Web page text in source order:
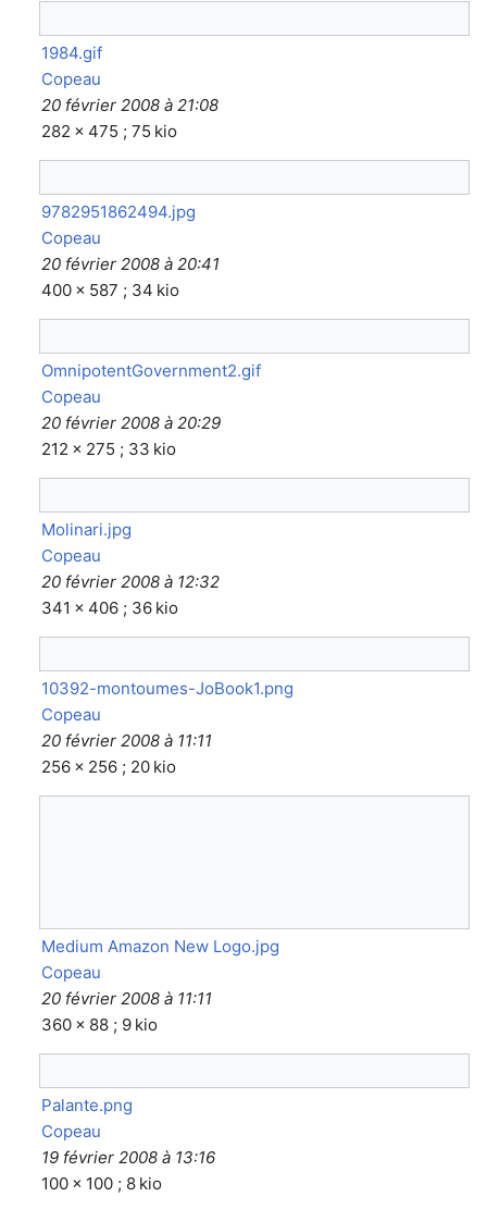
1984.gif
Copeau
20 février 2008 à 21:08
282 × 475 ; 75 kio
9782951862494.jpg
Copeau
20 février 2008 à 20:41
400 × 587 ; 34 kio
OmnipotentGovernment2.gif
Copeau
20 février 2008 à 20:29
212 × 275 ; 33 kio
Molinari.jpg
Copeau
20 février 2008 à 12:32
341 × 406 ; 36 kio
10392-montoumes-JoBook1.png
Copeau
20 février 2008 à 11:11
256 × 256 ; 20 kio
Medium Amazon New Logo.jpg
Copeau
20 février 2008 à 11:11
360 × 88 ; 9 kio
Palante.png
Copeau
19 février 2008 à 13:16
100 × 100 ; 8 kio